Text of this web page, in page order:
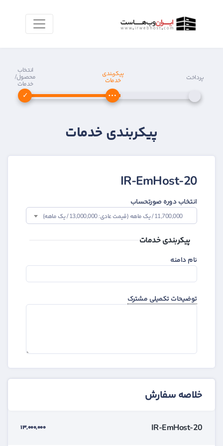
انتخاب
محصول/
خدمات
پیکربندی
خدمات
پرداخت
پیکربندی خدمات
IR-EmHost-20
انتخاب دوره صورتحساب
11,700,000 / یک ماهه (قیمت عادی: 13,000,000 / یک ماهه)
پیکربندی خدمات
نام دامنه
توضیحات تکمیلی مشترک
خلاصه سفارش
IR-EmHost-20
13,000,000